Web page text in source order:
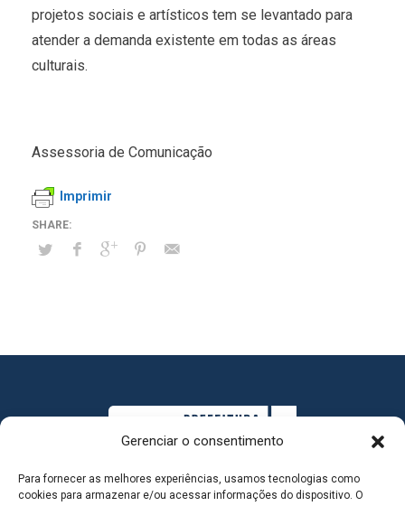
Gerenciar o consentimento
Para fornecer as melhores experiências, usamos tecnologias como
cookies para armazenar e/ou acessar informações do dispositivo. O
projetos sociais e artísticos tem se levantado para
atender a demanda existente em todas as áreas
culturais.
Assessoria de Comunicação
Imprimir